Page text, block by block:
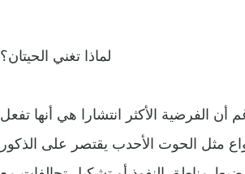
لماذا تغني الحيتان؟
أن الفرضية الأكثر انتشارا هي أنها تفعل
مثل الحوت الأحدب يقتصر على الذكور